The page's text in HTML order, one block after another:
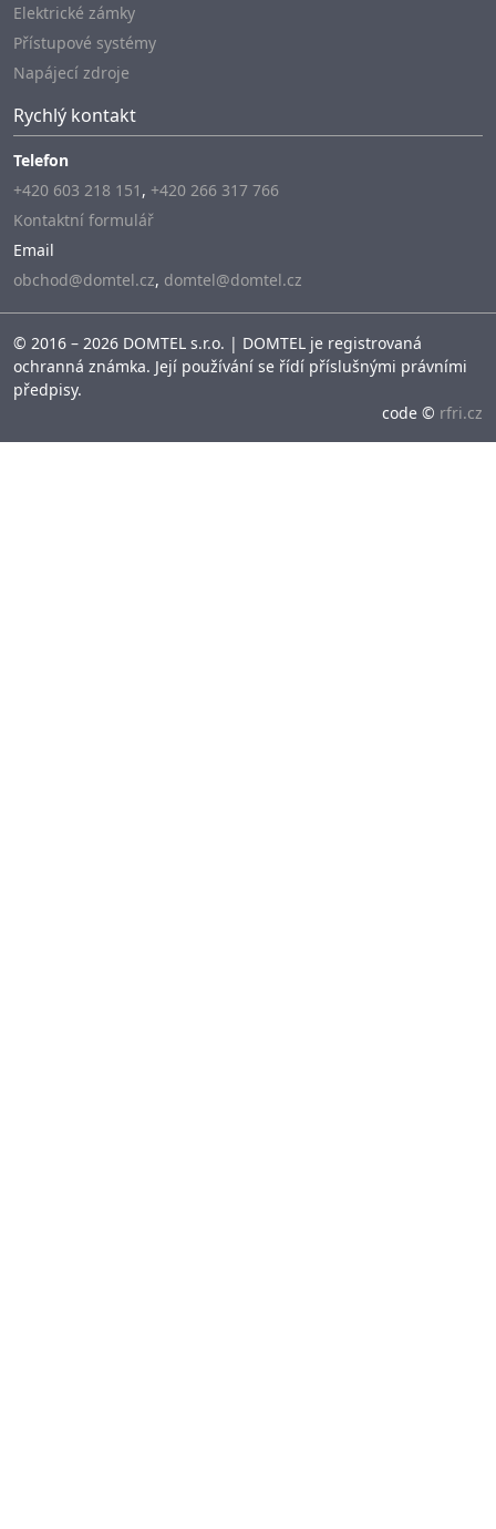
Elektrické zámky
Přístupové systémy
Napájecí zdroje
Rychlý kontakt
Telefon
+420 603 218 151 , +420 266 317 766
Kontaktní formulář
Email
obchod@domtel.cz, domtel@domtel.cz
© 2016 – 2026 DOMTEL s.r.o. | DOMTEL je registrovaná
ochranná známka. Její používání se řídí příslušnými právními
předpisy.
code © rfri.cz